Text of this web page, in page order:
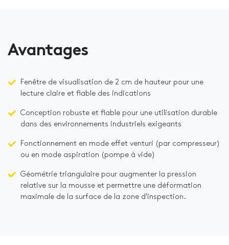
Avantages
Fenêtre de visualisation de 2 cm de hauteur pour une
lecture claire et fiable des indications
Conception robuste et fiable pour une utilisation durable
dans des environnements industriels exigeants
Fonctionnement en mode effet venturi (par compresseur)
ou en mode aspiration (pompe à vide)
Géométrie triangulaire pour augmenter la pression
relative sur la mousse et permettre une déformation
maximale de la surface de la zone d'inspection.